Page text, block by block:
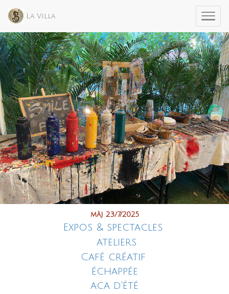
La Villa
màj 23/7/2025
Expos & spectacles
ateliers
Café créatif
échappée
aca d'été